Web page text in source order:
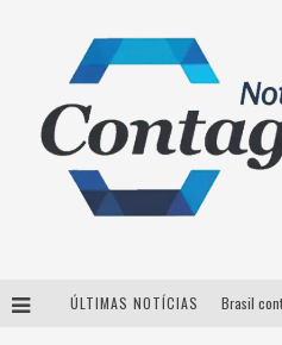
ÚLTIMAS NOTÍCIAS